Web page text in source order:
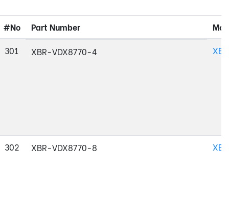
#No Part Number
301
XBR-VDX8770-4
302 XBR-VDX8770-8